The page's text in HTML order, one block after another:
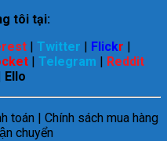
tôi tại:
| Twitter | Flickr |
| Telegram | Reddit
Ello
toán | Chính sách mua hàng
chuyển